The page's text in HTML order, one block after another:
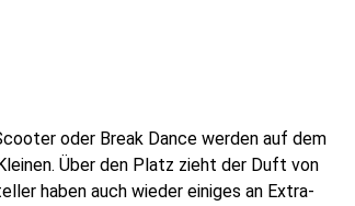
oder Break Dance werden auf dem
Über den Platz zieht der Duft von
haben auch wieder einiges an Extra-